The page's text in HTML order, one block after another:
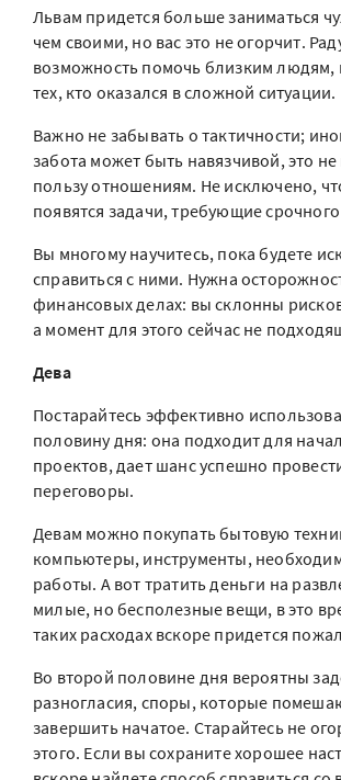
Львам придется больше заниматься
чем своими, но вас это не огорчит.
возможность помочь близким
тех, кто оказался в сложной ситуации.
Важно не забывать о тактичности;
забота может быть навязчивой, это
пользу отношениям. Не исключено,
появятся задачи, требующие
Вы многому научитесь, пока будете
справиться с ними. Нужна
финансовых делах: вы склонны
а момент для этого сейчас не
Дева
Постарайтесь эффективно
половину дня: она подходит для
проектов, дает шанс успешно
переговоры.
Девам можно покупать бытовую
компьютеры, инструменты,
работы. А вот тратить деньги на
милые, но бесполезные вещи, в это
таких расходах вскоре придется
Во второй половине дня вероятны
разногласия, споры, которые
завершить начатое. Старайтесь не
этого. Если вы сохраните хорошее